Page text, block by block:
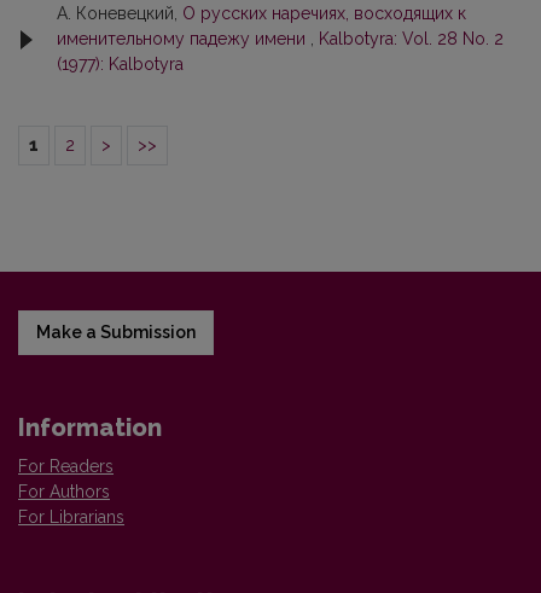
А. Коневецкий, О русских наречиях, восходящих к
именительному падежу имени
Kalbotyra: Vol. 28 No. 2
(1977): Kalbotyra
1 2 > >>
Make a Submission
Information
For Readers
For Authors
For Librarians